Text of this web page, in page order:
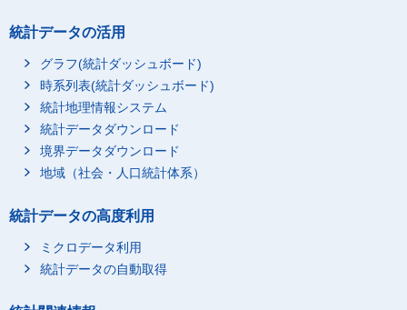
統計データの活用
グラフ(統計ダッシュボード)
時系列表(統計ダッシュボード)
統計地理情報システム
統計データダウンロード
境界データダウンロード
地域（社会・人口統計体系）
統計データの高度利用
ミクロデータ利用
統計データの自動取得